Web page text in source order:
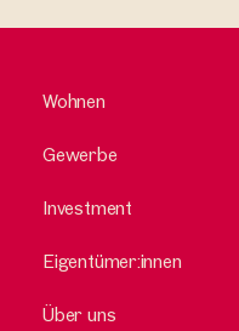
Wohnen
Gewerbe
Investment
Eigentümer:innen
Über uns